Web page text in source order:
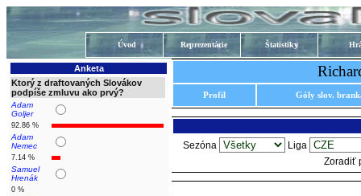
Úvod Reprezentácie Štatistiky
Anketa
Ktorý z draftovaných Slovákov
podpíše zmluvu ako prvý?
Adam
Goljer
92.86 %
Adam
Nemec
7.14 %
Samuel
Hrenák
0 %
Profil Góly slov.
Sezóna
Liga
Zoradiť